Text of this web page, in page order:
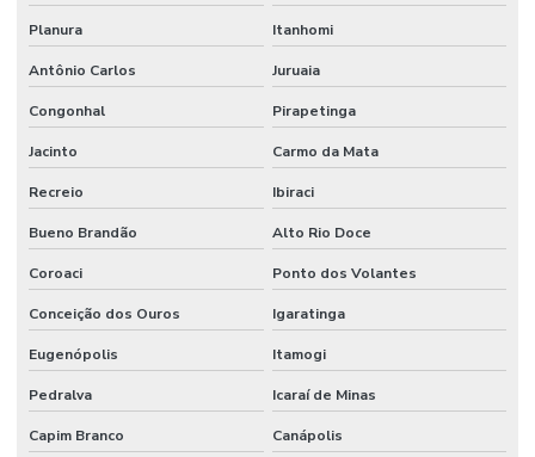
Planura Itanhomi
Antônio Carlos Juruaia
Congonhal Pirapetinga
Jacinto Carmo da Mata
Recreio Ibiraci
Bueno Brandão Alto Rio Doce
Coroaci Ponto dos Volantes
Conceição dos Ouros Igaratinga
Eugenópolis Itamogi
Pedralva Icaraí de Minas
Capim Branco Canápolis